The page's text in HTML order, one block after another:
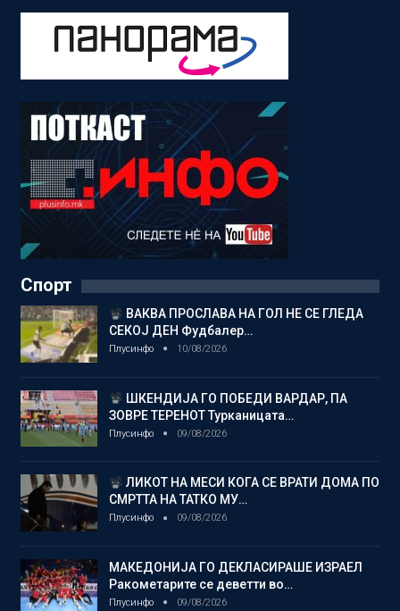
Спорт
ВАКВА ПРОСЛАВА НА ГОЛ НЕ СЕ ГЛЕДА
СЕКОЈ ДЕН Фудбалер…
Плусинфо 10/08/2026
ШКЕНДИЈА ГО ПОБЕДИ ВАРДАР, ПА
ЗОВРЕ ТЕРЕНОТ Турканицата…
Плусинфо 09/08/2026
ЛИКОТ НА МЕСИ КОГА СЕ ВРАТИ ДОМА ПО
СМРТТА НА ТАТКО МУ…
Плусинфо 09/08/2026
МАКЕДОНИЈА ГО ДЕКЛАСИРАШЕ ИЗРАЕЛ
Ракометарите се деветти во…
Плусинфо 09/08/2026